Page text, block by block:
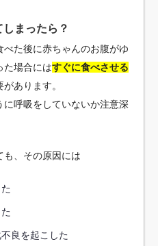
まったら？
た後に赤ちゃんのお腹がゆ
た場合にはすぐに食べさせる
あります。
呼吸をしていないか注意深
も、その原因には
良を起こした